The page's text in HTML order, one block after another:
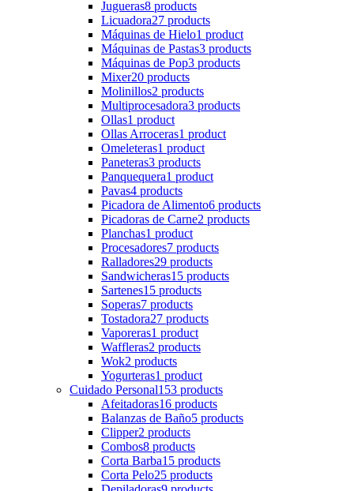
Jugueras8 products
Licuadora27 products
Máquinas de Hielo1 product
Máquinas de Pastas3 products
Máquinas de Pop3 products
Mixer20 products
Molinillos2 products
Multiprocesadora3 products
Ollas1 product
Ollas Arroceras1 product
Omeleteras1 product
Paneteras3 products
Panquequera1 product
Pavas4 products
Picadora de Alimento6 products
Picadoras de Carne2 products
Planchas1 product
Procesadores7 products
Ralladores29 products
Sandwicheras15 products
Sartenes15 products
Soperas7 products
Tostadora27 products
Vaporeras1 product
Waffleras2 products
Wok2 products
Yogurteras1 product
Cuidado Personal153 products
Afeitadoras16 products
Balanzas de Baño5 products
Clipper2 products
Combos8 products
Corta Barba15 products
Corta Pelo25 products